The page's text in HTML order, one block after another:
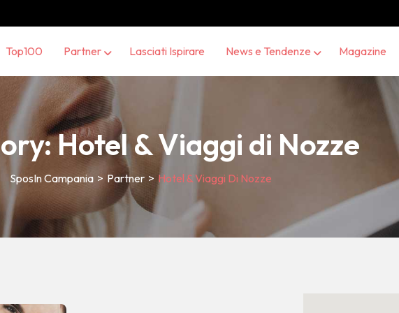
Top100 Partner Lasciati Ispirare News e Tendenze Magazine
Hotel & Viaggi di Nozze
SposIn Campania > Partner > Hotel & Viaggi Di Nozze